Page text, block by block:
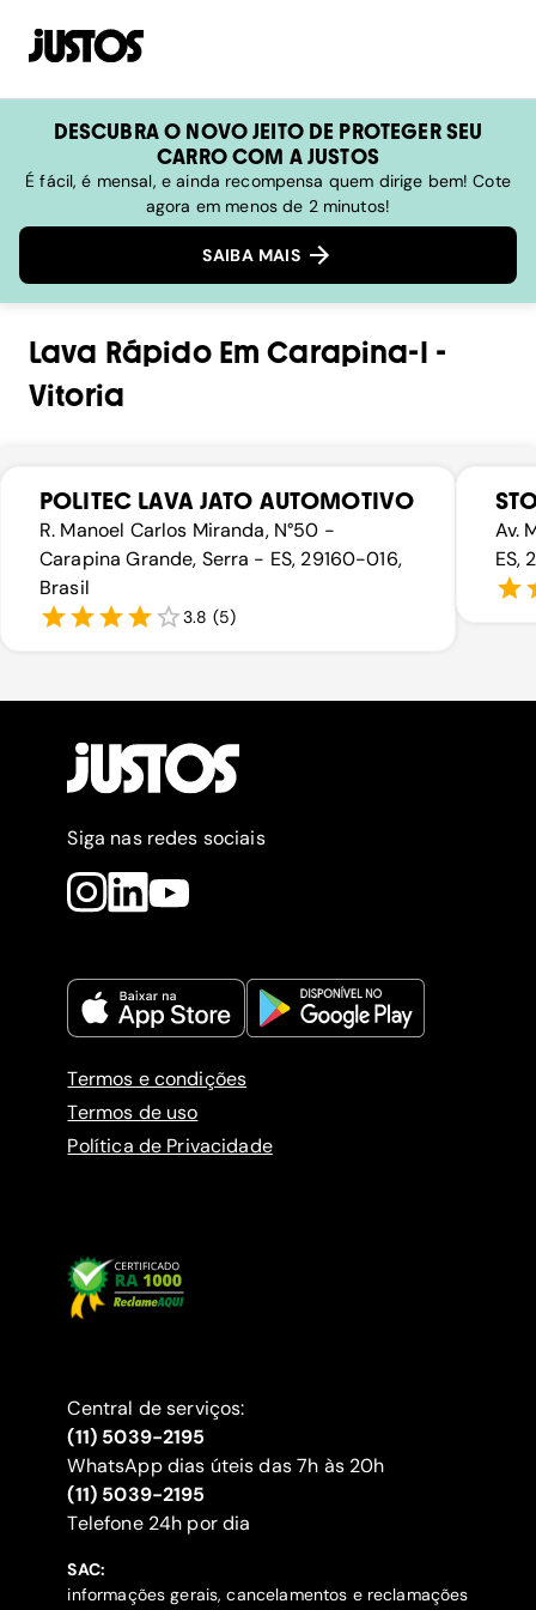
DESCUBRA O NOVO JEITO DE PROTEGER SEU
CARRO COM A JUSTOS
É fácil, é mensal, e ainda recompensa quem dirige bem! Cote
agora em menos de 2 minutos!
SAIBA MAIS
Lava RápidoEmCarapina-I -
Vitoria
POLITEC LAVA JATO AUTOMOTIVO
R. Manoel Carlos Miranda, N°50 -
Carapina Grande, Serra - ES, 29160-016,
Brasil
3.8 (5)
Av.
ES,
Siga nas redes sociais
Termos e condições
Termos de uso
Política de Privacidade
Central de serviços:
(11) 5039-2195
WhatsApp dias úteis das 7h às 20h
(11) 5039-2195
‍Telefone 24h por dia
SAC:
informações gerais, cancelamentos e reclamações